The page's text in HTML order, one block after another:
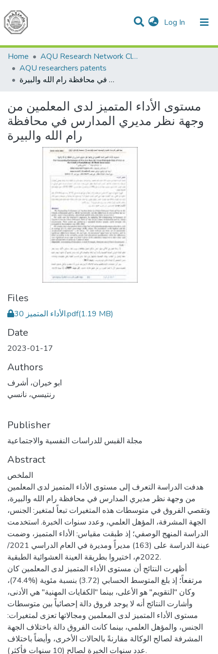
Log In (current)
Communities & Collections
All of DSpace
Home
AQU Research Network Clusters
AQU researchers patents
مستوى الأداء المتميز لدى المعلمين من وجهة نظر مديري المدارس في محافظة رام الله والبيرة
مستوى الأداء المتميز لدى المعلمين من
وجهة نظر مديري المدارس في محافظة
رام الله والبيرة
Files
30 الأداء المتميز.pdf(1.19 MB)
Date
2023-01-17
Authors
ابو خيران، أشرف
رنتيسي، نانسي
Publisher
مجلة القبس للدراسات النفسية والاجتماعية
Abstract
الملخص
هدفت الدراسة التعرف إلى مستوى الأداء المتميز لدى المعلمين
من وجهة نظر مديري المدارس في محافظة رام الله والبيرة،
وتقصي الفروق في متوسطات هذه المتغيرات تبعاً لمتغير: الجنس،
الجهة المشرفة، المؤهل العلمي، وعدد سنوات الخبرة. استخدمت
الدراسة المنهج الوصفي؛ إذ طبقت مقياس: الأداء المتميز، وضمت
عينة الدراسة على (163) مديراً ومديرة في العام الدراسي 2021/
2022م، اختيروا بطريقة العينة العشوائية الطبقية.
أظهرت النتائج أن مستوى الأداء المتميز لدى المعلمين كان
مرتفعاً؛ إذ بلغ المتوسط الحسابي (3.72) بنسبة مئوية (%74.4)،
وكان "التقويم" هو الأعلى، بينما "الكفايات المهنية" هي الأدنى،
وأشارت النتائج أنه لا يوجد فروق دالة إحصائياً بين متوسطات
مستوى الأداء المتميز لدى المعلمين ومجالاتها تعزى لمتغيرات:
الجنس، والمؤهل العلمي، بينما كانت الفروق دالة باختلاف الجهة
المشرفة لصالح الوكالة مقارنةً بالحالات الأخرى، وأيضاً باختلاف
عدد سنوات الخبرة لصالح (10 سنوات فأكثر).